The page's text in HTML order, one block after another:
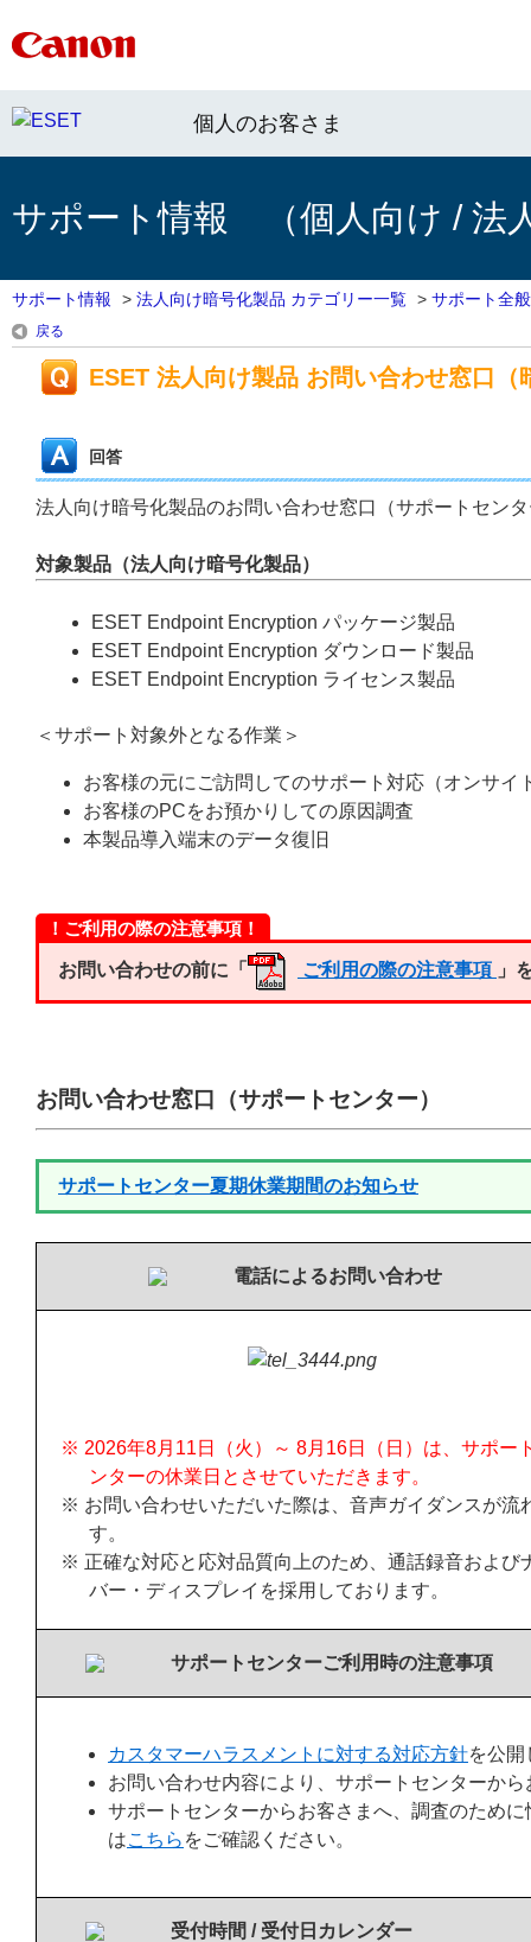
個人のお客さま
サポート情報 （個人向け / 法
サポート情報 > 法人向け暗号化製品 カテゴリー一覧 > サポート全般
戻る
ESET 法人向け製品 お問い合わせ窓口（
回答
法人向け暗号化製品のお問い合わせ窓口（サポートセン
対象製品（法人向け暗号化製品）
ESET Endpoint Encryption パッケージ製品
ESET Endpoint Encryption ダウンロード製品
ESET Endpoint Encryption ライセンス製品
＜サポート対象外となる作業＞
お客様の元にご訪問してのサポート対応（オンサイ
お客様のPCをお預かりしての原因調査
本製品導入端末のデータ復旧
！ご利用の際の注意事項！
お問い合わせの前に「 ご利用の際の注意事項 」
お問い合わせ窓口（サポートセンター）
サポートセンター夏期休業期間のお知らせ
電話によるお問い合わせ
※ 2026年8月11日（火）～ 8月16日（日）は、サポー
ンターの休業日とさせていただきます。
※ お問い合わせいただいた際は、音声ガイダンスが流
す。
※ 正確な対応と応対品質向上のため、通話録音および
バー・ディスプレイを採用しております。
サポートセンターご利用時の注意事項
カスタマーハラスメントに対する対応方針を公開
お問い合わせ内容により、サポートセンターか
サポートセンターからお客さまへ、調査のため
はこちら をご確認ください。
受付時間 / 受付日カレンダー